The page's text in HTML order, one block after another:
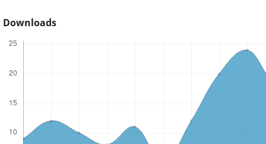
Downloads